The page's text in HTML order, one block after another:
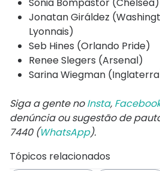
Jonatan Giráldez
Lyonnais)
Seb Hines (Orlando Pride)
Renee Slegers (Arsenal)
Sarina Wiegman
Siga a gente noInsta,
denúncia ou sugestão de
7440 (WhatsApp).
Tópicos relacionados